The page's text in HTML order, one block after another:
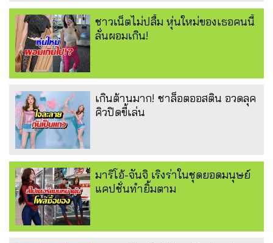
ชาวเน็ตไม่ปลื้ม หุ่นใหม่ของเธอคนนี้
ลั่นผอมเกิน!
เกินต้านมาก! ชาล็อตออสติน อวดลุค
คิวปิดขี้เล่น
มาริโอ้-จันจิ เริงร่าในชุดยอดมนุษย์
แคปชั่นทำยิ้มตาม